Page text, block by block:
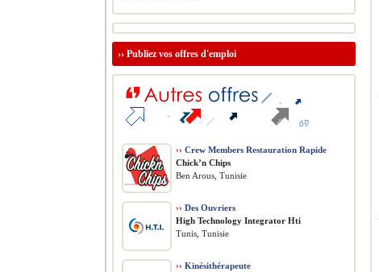
›› Publiez vos offres d'emploi
›› Crew Members Restauration Rapide
Chick’n Chips
Ben Arous, Tunisie
›› Des Ouvriers
High Technology Integrator Hti
Tunis, Tunisie
›› Kinésithérapeute